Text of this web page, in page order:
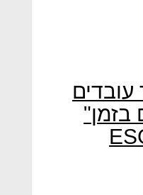
בזמן"